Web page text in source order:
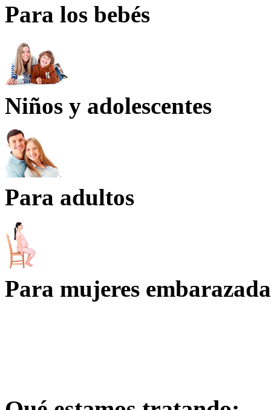
Para los bebés
Niños y adolescentes
Para adultos
Para mujeres